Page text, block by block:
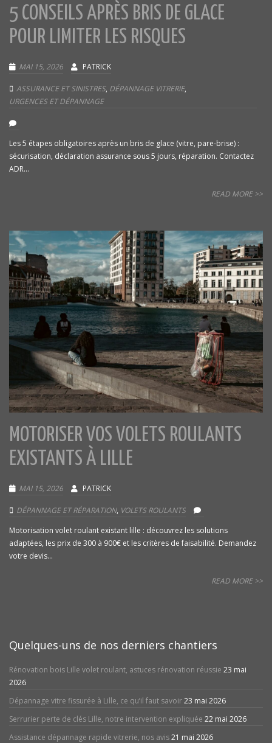
5 CONSEILS APRÈS BRIS DE GLACE
POUR LIMITER LES RISQUES
MAI 15, 2026 PATRICK
ASSURANCE ET SINISTRES, DÉPANNAGE VITRERIE,
URGENCES ET DÉPANNAGE
Les 5 étapes obligatoires après un bris de glace (vitre, pare-brise) :
sécurisation, déclaration assurance sous 5 jours, réparation. Contactez
ADR...
READ MORE >>
MOTORISER VOS VOLETS ROULANTS
EXISTANTS À LILLE
MAI 15, 2026 PATRICK
DÉPANNAGE ET RÉPARATION, VOLETS ROULANTS
Motorisation volet roulant existant lille : découvrez les solutions
adaptées, les prix de 300 à 900€ et les critères de faisabilité. Demandez
votre devis...
READ MORE >>
Quelques-uns de nos derniers chantiers
Rénovation bois Lille volet roulant, astuces rénovation réussie 23 mai
2026
Dépannage vitre fissurée à Lille, ce qu’il faut savoir23 mai 2026
Serrurier perte de clés Lille, notre intervention expliquée 22 mai 2026
Assistance dépannage rapide vitrerie, nos avis21 mai 2026